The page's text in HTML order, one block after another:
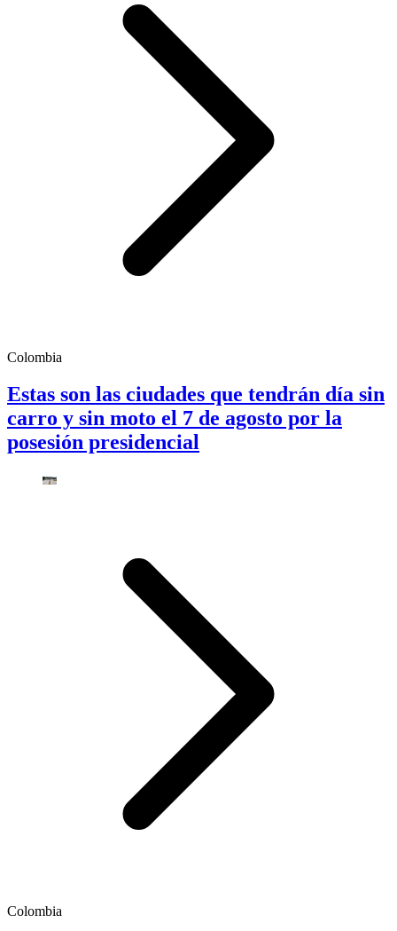
Colombia
Estas son las ciudades que tendrán día sin
carro y sin moto el 7 de agosto por la
posesión presidencial
Colombia